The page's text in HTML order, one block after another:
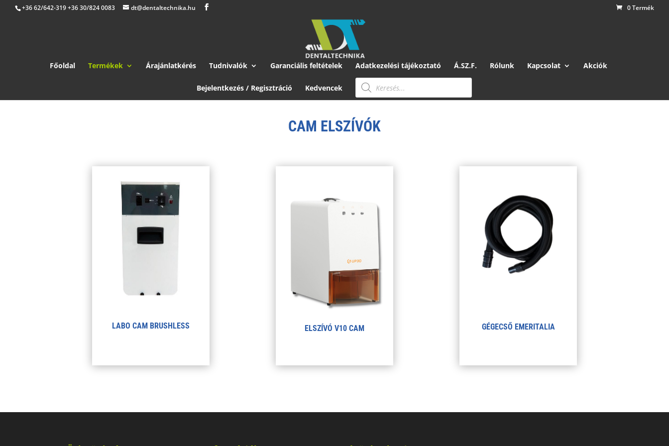
+36 62/642-319 +36 30/824 0083 dt@dentaltechnika.hu 0 Termék
Főoldal Termékek Árajánlatkérés Tudnivalók Garanciális feltételek Adatkezelési tájékoztató Á.SZ.F. Rólunk Kapcsolat Akciók
Bejelentkezés / Regisztráció Kedvencek
Products
search
CAM ELSZÍVÓK
LABO CAM BRUSHLESS ELSZÍVÓ V10 CAM GÉGECSŐ EMERITALIA